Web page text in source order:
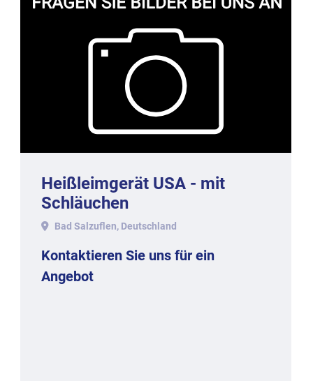
Heißleimgerät USA - mit
Schläuchen
(Originalverpackung)
Bad Salzuflen, Deutschland
Kontaktieren Sie uns für ein
Angebot